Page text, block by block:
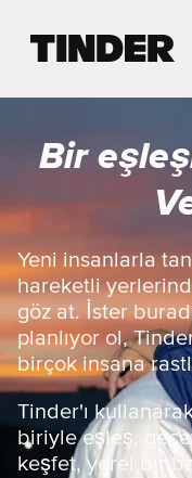
r
A
n
S
a
y
f
a
Bir
Yeni insanlarla
hareketli
göz at. İster
planlıyor ol,
birçok insana
Tinder'ı
biriyle eşleş,
keşfet, yerel bir